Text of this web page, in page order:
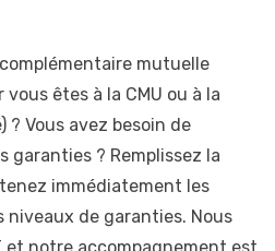
mutuelle
êtes à la CMU ou à la
? Vous avez besoin de
? Remplissez la
immédiatement les
de garanties. Nous